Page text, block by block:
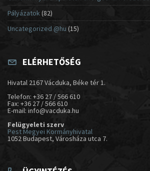
Pályázatok (82)
Uncategorized @hu (15)
ELÉRHETŐSÉG
Hivatal 2167 Vácduka, Béke tér 1.
Telefon: +36 27 / 566 610
Fax: +36 27 / 566 610
E-mail: info@vacduka.hu
Felügyeleti szerv
Pest Megyei Kormányhivatal
1052 Budapest, Városháza utca 7.